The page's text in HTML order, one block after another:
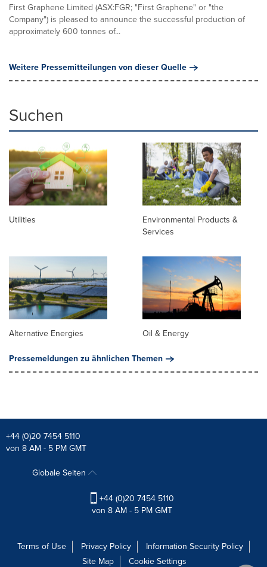
First Graphene Limited (ASX:FGR; "First Graphene" or "the
Company") is pleased to announce the successful production of
approximately 600 tonnes of...
Weitere Pressemitteilungen von dieser Quelle
Suchen
Utilities
Environmental Products &
Services
Alternative Energies
Oil & Energy
Pressemeldungen zu ähnlichen Themen
+44 (0)20 7454 5110
von 8 AM - 5 PM GMT
Globale Seiten
+44 (0)20 7454 5110
von 8 AM - 5 PM GMT
Terms of Use Privacy Policy
Information Security Policy
Site Map
Cookie Settings